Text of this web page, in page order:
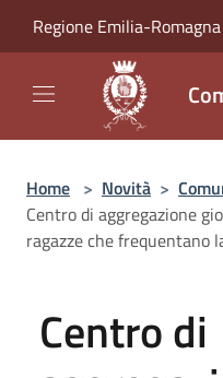
Regione Emilia-Romagna
Home > Novità >
Centro di aggregazione
ragazze che frequentano
Centro di